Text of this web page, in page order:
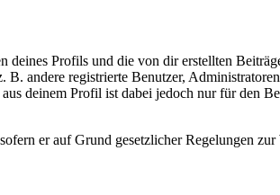
deines Profils und die von dir erstellten
andere registrierte Benutzer,
deinem Profil ist dabei jedoch nur für den
er auf Grund gesetzlicher Regelungen zur